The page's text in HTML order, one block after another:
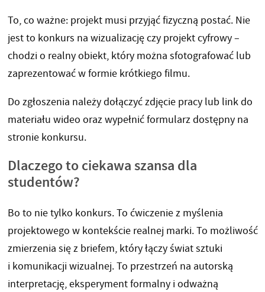
To, co ważne: projekt musi przyjąć fizyczną postać. Nie
jest to konkurs na wizualizację czy projekt cyfrowy –
chodzi o realny obiekt, który można sfotografować lub
zaprezentować w formie krótkiego filmu.
Do zgłoszenia należy dołączyć zdjęcie pracy lub link do
materiału wideo oraz wypełnić formularz dostępny na
stronie konkursu.
Dlaczego to ciekawa szansa dla
studentów?
Bo to nie tylko konkurs. To ćwiczenie z myślenia
projektowego w kontekście realnej marki. To możliwość
zmierzenia się z briefem, który łączy świat sztuki
i komunikacji wizualnej. To przestrzeń na autorską
interpretację, eksperyment formalny i odważną